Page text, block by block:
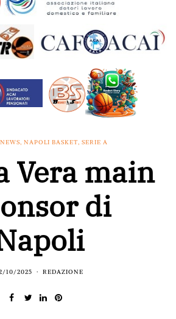
, NAPOLI BASKET, SERIE A
Vera main
di
10/2025 REDAZIONE